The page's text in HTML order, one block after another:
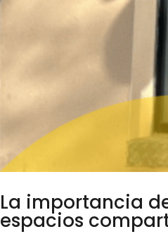
La importancia
espacios